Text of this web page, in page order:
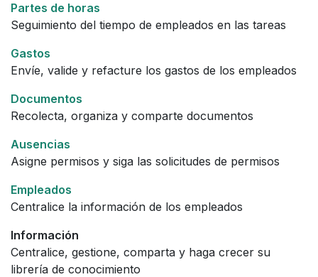
Partes de horas
Seguimiento del tiempo de empleados en las tareas
Gastos
Envíe, valide y refacture los gastos de los empleados
Documentos
Recolecta, organiza y comparte documentos
Ausencias
Asigne permisos y siga las solicitudes de permisos
Empleados
Centralice la información de los empleados
Información
Centralice, gestione, comparta y haga crecer su
librería de conocimiento